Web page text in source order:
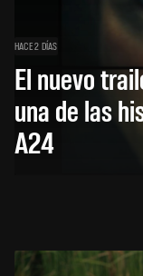
HACE 2 DÍAS
El nuevo
una de las
A24